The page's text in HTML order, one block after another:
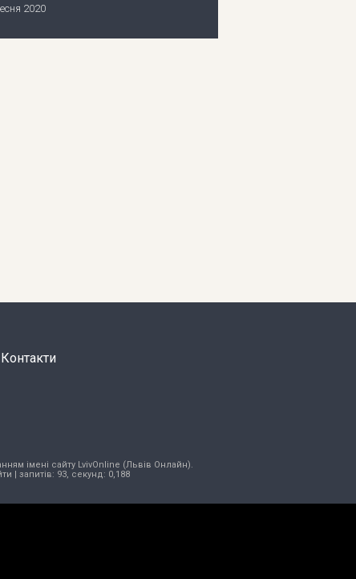
2020
Контакти
імені сайту LvivOnline (Львів Онлайн).
| запитів: 93, секунд: 0,188